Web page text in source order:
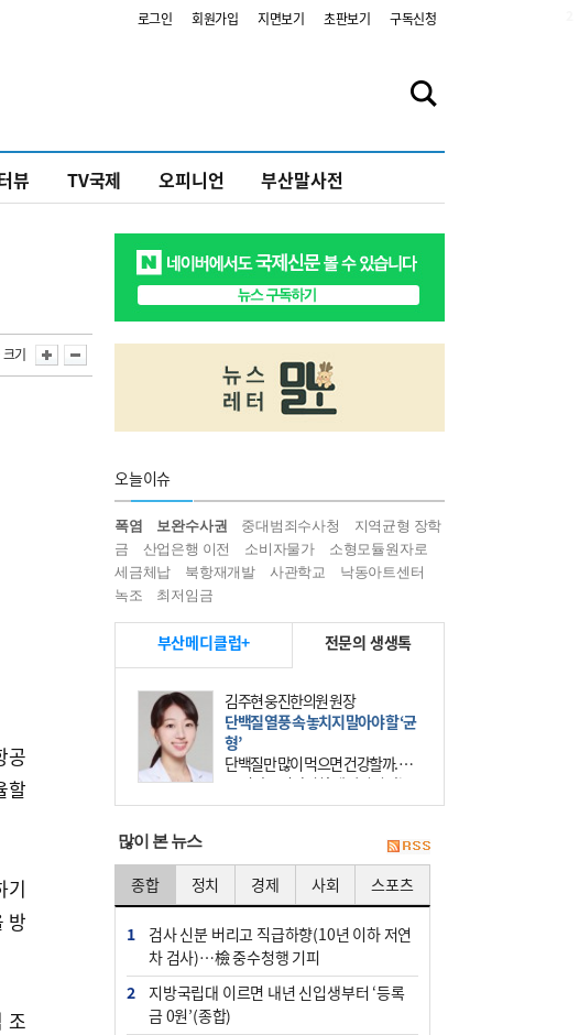
로그인 회원가입 지면보기 초판보기 구독신청
뷰 TV국제 오피니언 부산말사전
기
공
할
기
방
조
오늘이슈
폭염 보완수사권 중대범죄수사청
지역균형 장학
금
산업은행 이전 소비자물가
소형모듈원자로
세금체납
북항재개발 사관학교
낙동아트센터
녹조
최저임금
부산메디클럽+ 전문의 생생톡
김주현 웅진한의원 원장
단백질 열풍 속 놓치지 말아야 할 ‘균
형’
단백질만 많이 먹으면 건강할까. 요
즘 건강을 이야기할 때 빠지지 않는
키워드가 단백질이다. 헬스장을 다니
많이 본 뉴스
종합 정치 경제 사회 스포츠
1
검사 신분 버리고 직급하향(10년 이하 저연
차 검사)…檢 중수청행 기피
2
지방국립대 이르면 내년 신입생부터 ‘등록
금 0원’(종합)